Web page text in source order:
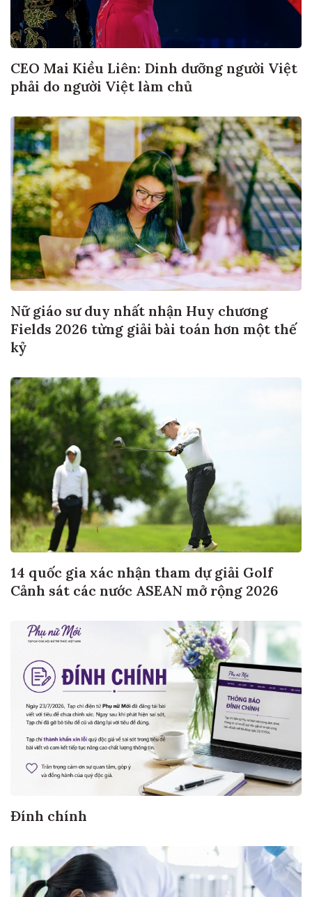
CEO Mai Kiều Liên: Dinh dưỡng người Việt
phải do người Việt làm chủ
Nữ giáo sư duy nhất nhận Huy chương
Fields 2026 từng giải bài toán hơn một thế
kỷ
14 quốc gia xác nhận tham dự giải Golf
Cảnh sát các nước ASEAN mở rộng 2026
Đính chính